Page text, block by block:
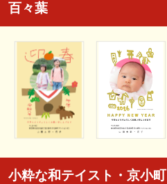
百々葉
小粋な和テイスト・京小町